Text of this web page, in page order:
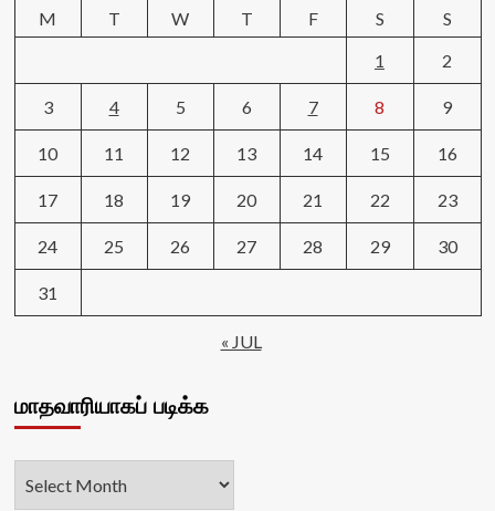
M
T W T F S
S
1
2
3 4 5 6 7 8 9
10 11 12 13 14 15 16
17 18 19 20 21 22 23
24 25 26 27 28 29 30
31
« JUL
மாதவாரியாகப் படிக்க